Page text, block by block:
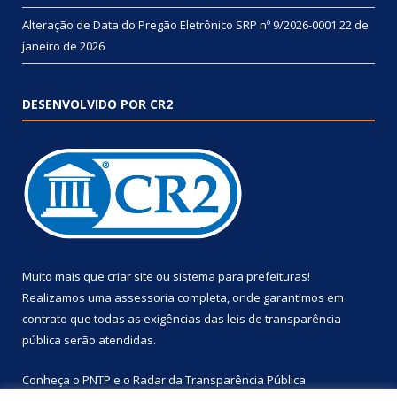
Alteração de Data do Pregão Eletrônico SRP nº 9/2026-0001 22 de
janeiro de 2026
DESENVOLVIDO POR CR2
Muito mais que criar site ou sistema para prefeituras!
Realizamos uma assessoria completa, onde garantimos em
contrato que todas as exigências das leis de transparência
pública serão atendidas.
Conheça o PNTP e o Radar da Transparência Pública